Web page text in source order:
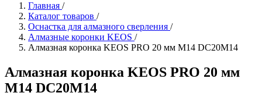
Главная /
Каталог товаров /
Оснастка для алмазного сверления /
Алмазные коронки KEOS /
Алмазная коронка KEOS PRO 20 мм M14 DC20M14
Алмазная коронка KEOS PRO 20 мм
M14 DC20M14